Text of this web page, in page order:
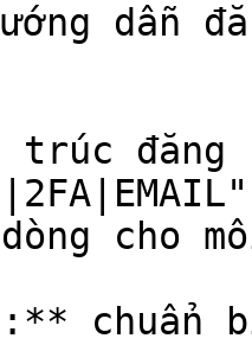
dẫn
trúc đăng
cho
chuẩn